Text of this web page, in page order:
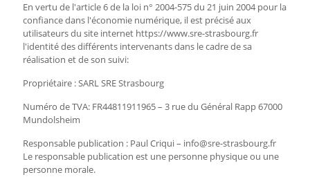
En vertu de l'article 6 de la loi n° 2004-575 du 21 juin 2004 pour la
confiance dans l'économie numérique, il est précisé aux
utilisateurs du site internet https://www.sre-strasbourg.fr
l'identité des différents intervenants dans le cadre de sa
réalisation et de son suivi:
Propriétaire : SARL SRE Strasbourg
Numéro de TVA: FR44811911965 – 3 rue du Général Rapp 67000
Mundolsheim
Responsable publication : Paul Criqui – info@sre-strasbourg.fr
Le responsable publication est une personne physique ou une
personne morale.